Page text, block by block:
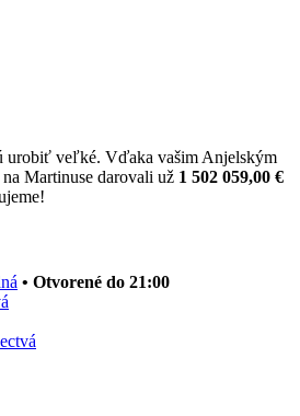
urobiť veľké. Vďaka vašim Anjelským
Martinuse darovali už 1 502 059,00 €
• Otvorené do 21:00